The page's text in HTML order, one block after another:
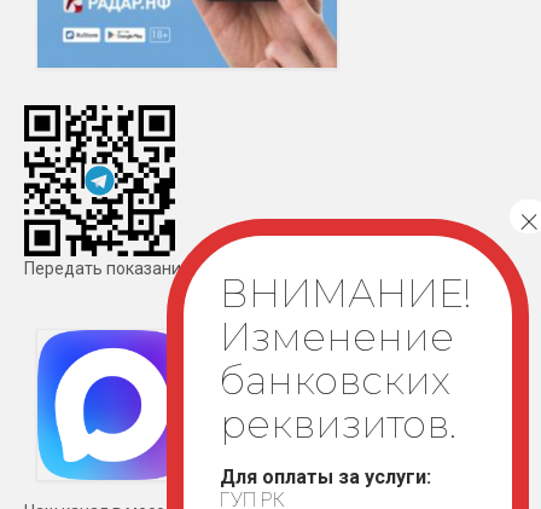
Передать показания
Для оплаты за услуги:
ГУП РК